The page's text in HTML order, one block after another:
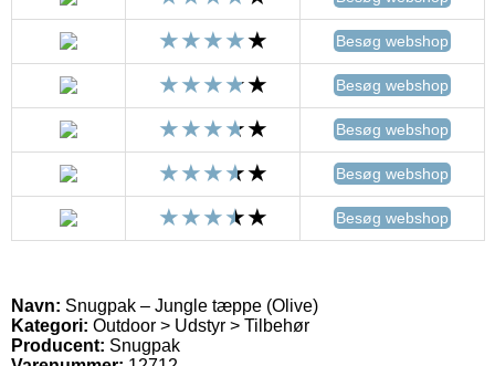
Besøg webshop
Besøg webshop
Besøg webshop
Besøg webshop
Besøg webshop
Navn: Snugpak – Jungle tæppe (Olive)
Kategori: Outdoor > Udstyr > Tilbehør
Producent: Snugpak